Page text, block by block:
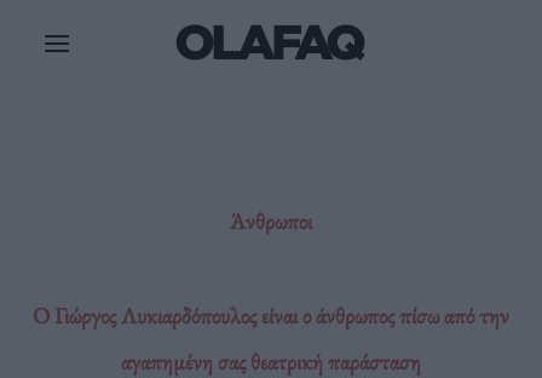
Άνθρωποι
Ο Γιώργος Λυκιαρδόπουλος είναι ο άνθρωπος πίσω από την
αγαπημένη σας θεατρική παράσταση